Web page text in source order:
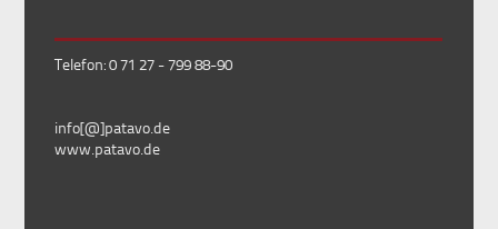
Telefon: 0 71 27 - 799 88-90
info[@]patavo.de
www.patavo.de